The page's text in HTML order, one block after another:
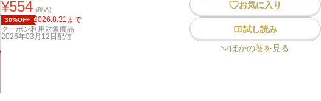
¥554 (税込)
30%OFF 2026.8.31 まで
クーポン利用対象商品
2026年03月12日 配信
お気に入り
試し読み
ほかの巻を見る